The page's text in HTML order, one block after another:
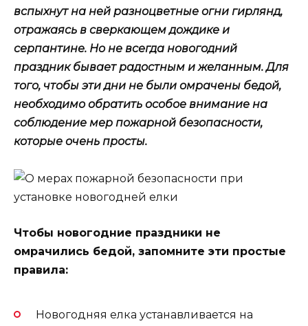
вспыхнут на ней разноцветные огни гирлянд,
отражаясь в сверкающем дождике и
серпантине. Но не всегда новогодний
праздник бывает радостным и желанным. Для
того, чтобы эти дни не были омрачены бедой,
необходимо обратить особое внимание на
соблюдение мер пожарной безопасности,
которые очень просты.
Чтобы новогодние праздники не
омрачились бедой, запомните эти простые
правила:
Новогодняя елка устанавливается на